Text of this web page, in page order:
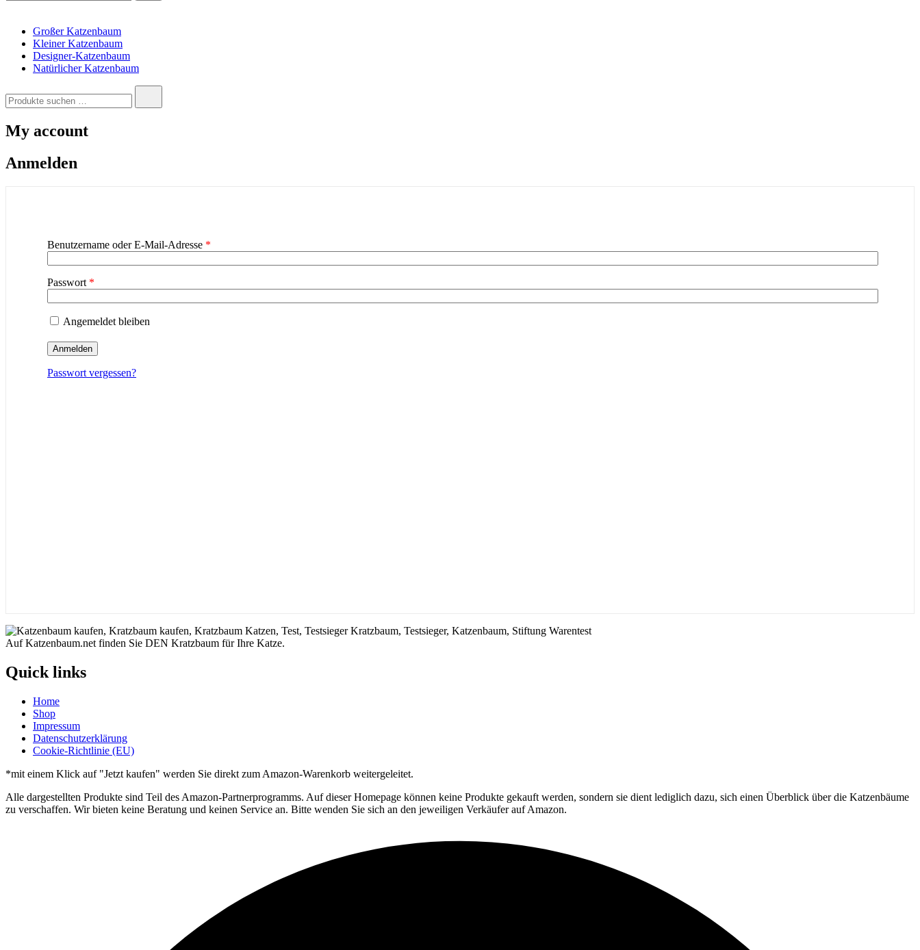
Großer Katzenbaum
Kleiner Katzenbaum
Designer-Katzenbaum
Natürlicher Katzenbaum
nach:
My account
Anmelden
Benutzername oder E-Mail-Adresse *
Passwort *
Angemeldet bleiben
Anmelden
Passwort vergessen?
Auf Katzenbaum.net finden Sie DEN Kratzbaum für Ihre Katze.
Quick links
Home
Shop
Impressum
Datenschutzerklärung
Cookie-Richtlinie (EU)
*mit einem Klick auf "Jetzt kaufen" werden Sie direkt zum Amazon-Warenkorb weitergeleitet.
Alle dargestellten Produkte sind Teil des Amazon-Partnerprogramms. Auf dieser Homepage können keine Produkte gekauft werden, sondern sie dient lediglich dazu, sich einen Überblick über die Katzenbäume
zu verschaffen. Wir bieten keine Beratung und keinen Service an. Bitte wenden Sie sich an den jeweiligen Verkäufer auf Amazon.